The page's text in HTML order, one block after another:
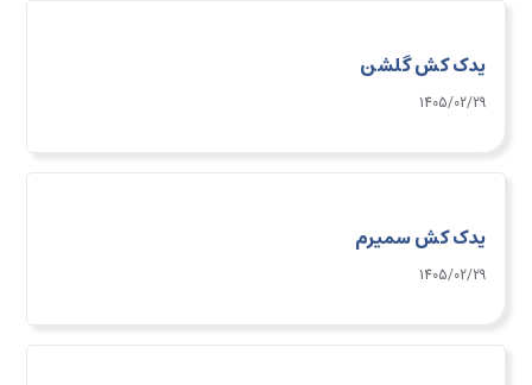
یدک کش گلشن
1405/02/29
یدک کش سمیرم
1405/02/29